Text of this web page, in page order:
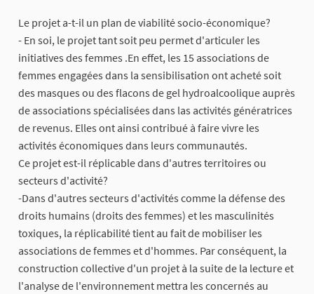
Le projet a-t-il un plan de viabilité socio-économique?
- En soi, le projet tant soit peu permet d'articuler les
initiatives des femmes .En effet, les 15 associations de
femmes engagées dans la sensibilisation ont acheté soit
des masques ou des flacons de gel hydroalcoolique auprès
de associations spécialisées dans las activités génératrices
de revenus. Elles ont ainsi contribué à faire vivre les
activités économiques dans leurs communautés.
Ce projet est-il réplicable dans d'autres territoires ou
secteurs d'activité?
-Dans d'autres secteurs d'activités comme la défense des
droits humains (droits des femmes) et les masculinités
toxiques, la réplicabilité tient au fait de mobiliser les
associations de femmes et d'hommes. Par conséquent, la
construction collective d'un projet à la suite de la lecture et
l'analyse de l'environnement mettra les concernés au